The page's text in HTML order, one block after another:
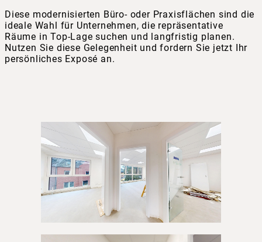
Diese modernisierten Büro- oder Praxisflächen sind die
ideale Wahl für Unternehmen, die repräsentative
Räume in Top-Lage suchen und langfristig planen.
Nutzen Sie diese Gelegenheit und fordern Sie jetzt Ihr
persönliches Exposé an.